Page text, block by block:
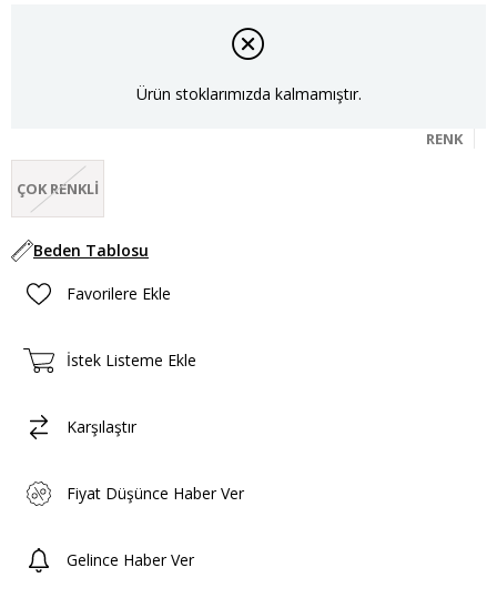
Ürün stoklarımızda kalmamıştır.
RENK
ÇOK RENKLI
Beden Tablosu
Favorilere Ekle
İstek Listeme Ekle
Karşılaştır
Fiyat Düşünce Haber Ver
Gelince Haber Ver